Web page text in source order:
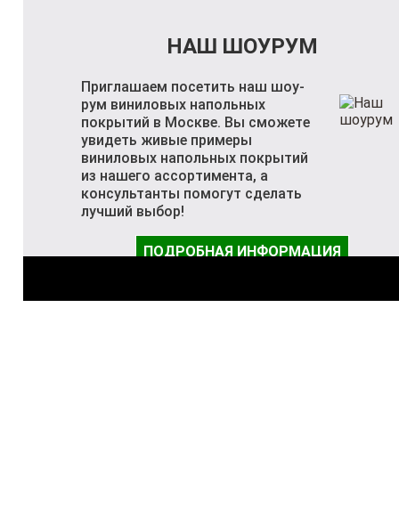
НАШ ШОУРУМ
Приглашаем посетить наш шоу-
рум виниловых напольных
покрытий в Москве. Вы сможете
увидеть живые примеры
виниловых напольных покрытий
из нашего ассортимента, а
консультанты помогут сделать
лучший выбор!
ПОДРОБНАЯ ИНФОРМАЦИЯ